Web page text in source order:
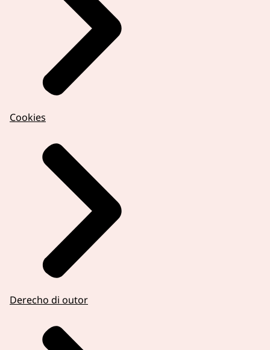
Cookies
Derecho di outor